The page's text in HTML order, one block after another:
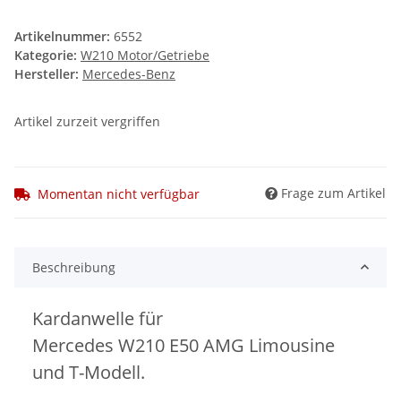
Artikelnummer: 6552
Kategorie: W210 Motor/Getriebe
Hersteller: Mercedes-Benz
Artikel zurzeit vergriffen
Momentan nicht verfügbar Frage zum Artikel
Beschreibung
Kardanwelle für
Mercedes W210 E50 AMG Limousine
und T-Modell.